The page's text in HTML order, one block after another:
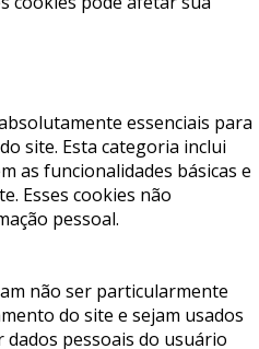
essenciais para
site. Esta categoria inclui
as funcionalidades básicas e
Esses cookies não
pessoal.
não ser particularmente
do site e sejam usados
pessoais do usuário